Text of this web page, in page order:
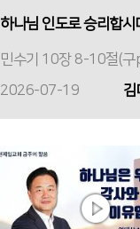
하나님 인도로 승리합시
민수기 10장 8-10절(구
2026-07-19
김